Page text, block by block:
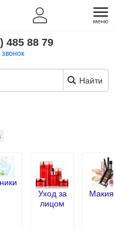
485 88 79
звонок
Найти
Уход за
лицом